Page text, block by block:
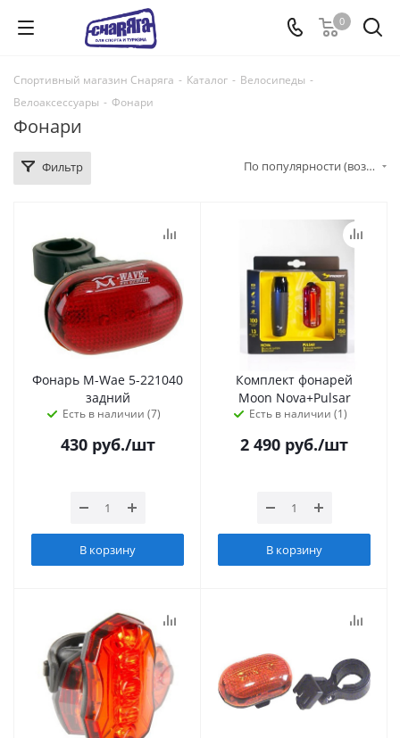
0
Спортивный магазин Снаряга - Каталог - Велосипеды -
Велоаксессуары - Фонари
Фонари
Фильтр По популярности (возрастание)
Фонарь M-Wae 5-221040
задний
Есть в наличии (7)
430руб./шт
В корзину
Комплект фонарей
Moon Nova+Pulsar
Есть в наличии (1)
2 490 руб./шт
В корзину